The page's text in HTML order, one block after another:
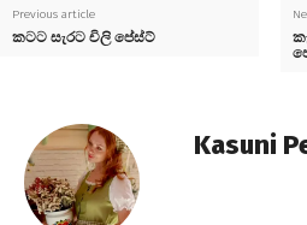
Previous article
කටට සැරට චිලි පේස්ට්
Kasuni